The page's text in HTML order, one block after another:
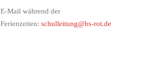
E-Mail während der
Ferienzeiten:schulleitung@bs-rot.de